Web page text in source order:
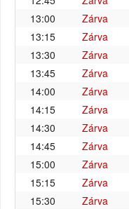
13:00
Zárva
13:15
Zárva
13:30
Zárva
13:45
Zárva
14:00
Zárva
14:15
Zárva
14:30
Zárva
14:45
Zárva
15:00
Zárva
15:15
Zárva
15:30
Zárva